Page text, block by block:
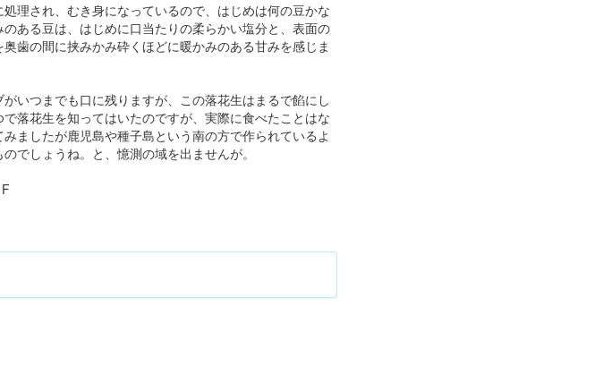
理され、むき身になっているので、はじめは何の豆かな
ある豆は、はじめに口当たりの柔らかい塩分と、表面の
歯の間に挟みかみ砕くほどに暖かみのある甘みを感じま
いつまでも口に残りますが、この落花生はまるで餡にし
落花生を知ってはいたのですが、実際に食べたことはな
ましたが鹿児島や種子島という南の方で作られているよ
でしょうね。と、憶測の域を出ませんが。